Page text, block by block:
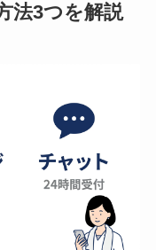
法3つを解説